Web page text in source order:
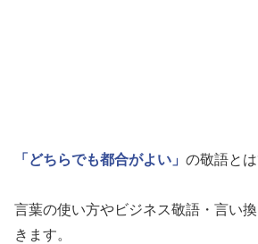
「どちらでも都合がよい」 の敬語と
言葉の使い方やビジネス敬語・言い
きます。